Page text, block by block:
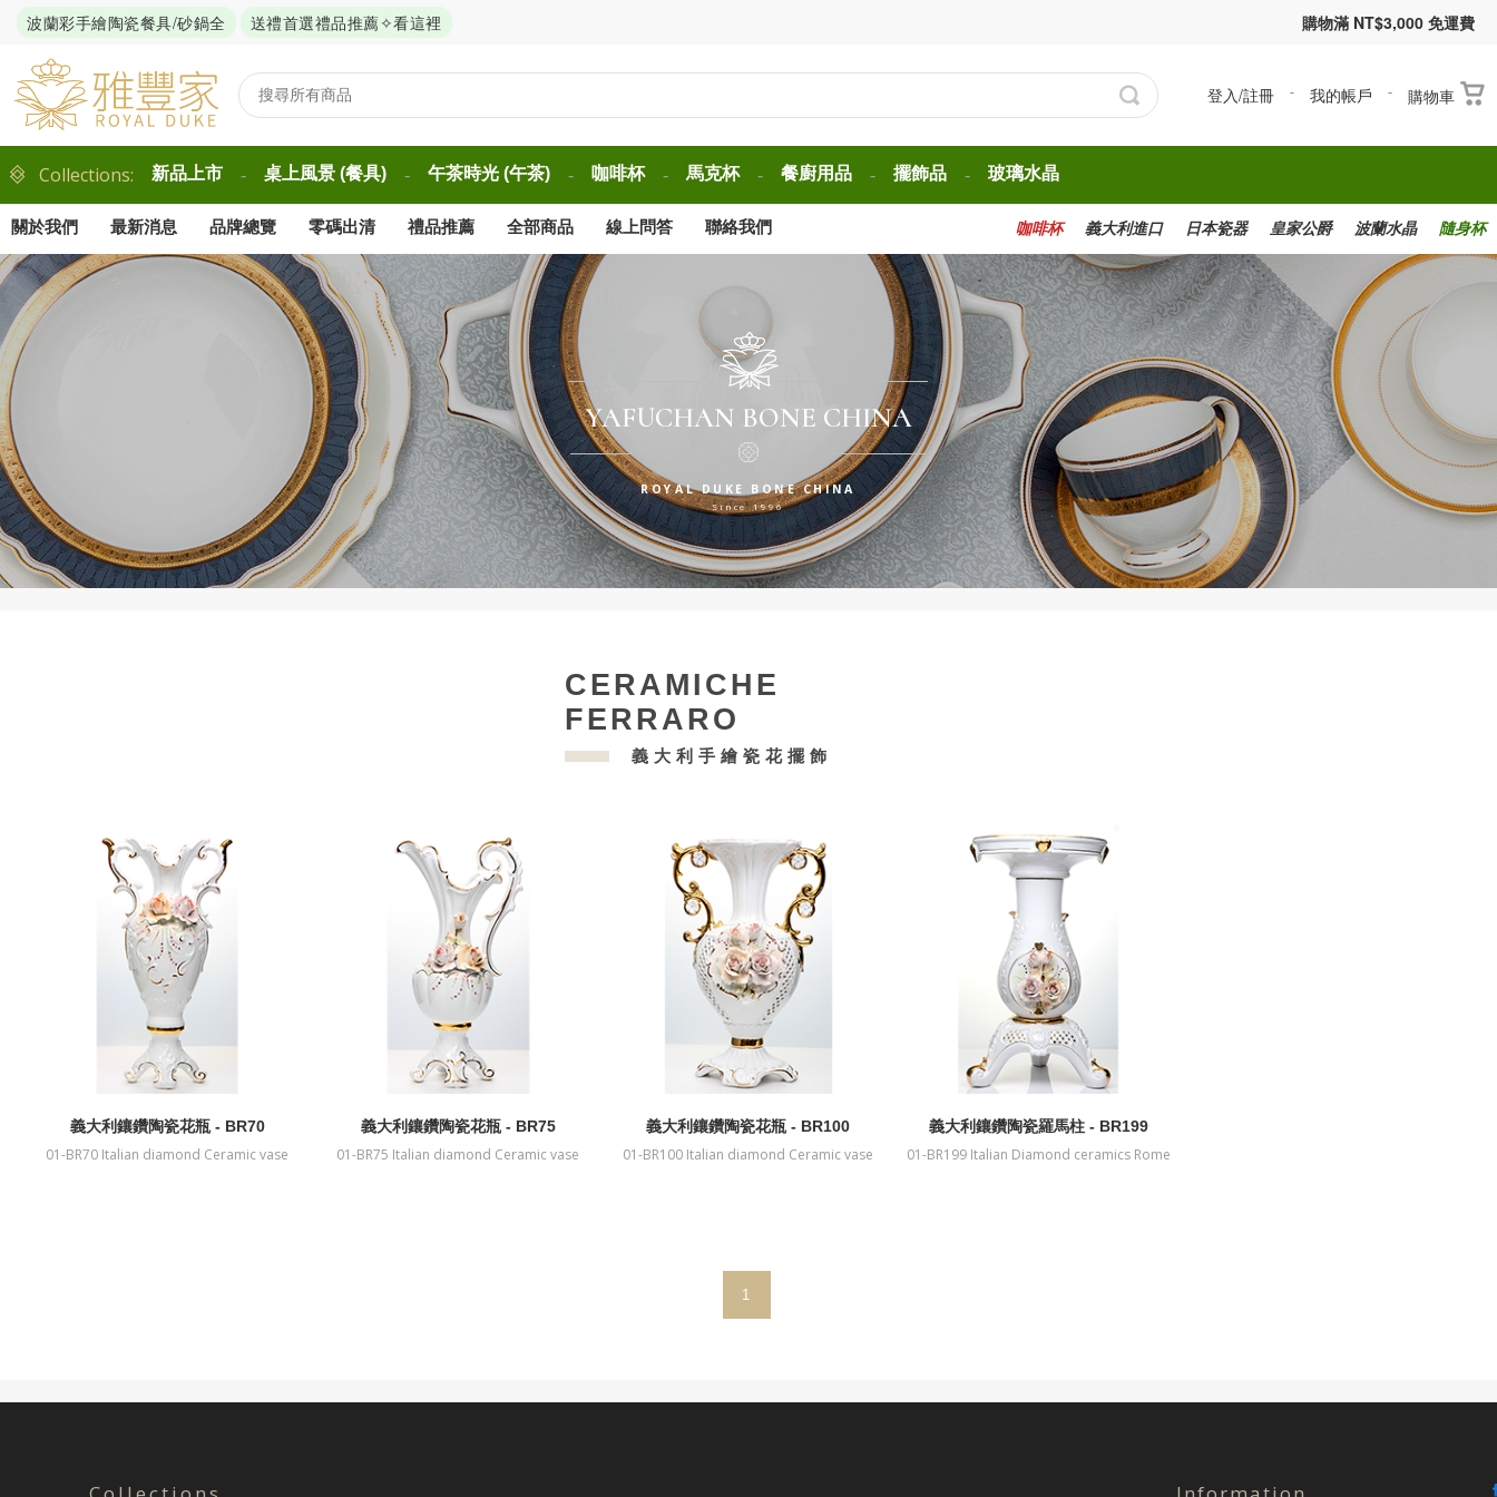
購物滿 NT$3,000 免運費
登入/註冊 - 我的帳戶 - 購物車
波蘭彩手繪陶瓷餐具/砂鍋全 送禮首選禮品推薦✧看這裡
Collections: 新品上市 - 桌上風景 (餐具) - 午茶時光 (午茶) - 咖啡杯 - 馬克杯 - 餐廚用品 - 擺飾品 - 玻璃水晶
關於我們 最新消息 品牌總覽 零碼出清 禮品推薦 全部商品 線上問答 聯絡我們 隨身杯
波蘭水晶
皇家公爵
日本瓷器
義大利進口
咖啡杯
YAFUCHAN BONE CHINA
ROYAL DUKE BONE CHINA
Since 1996
CERAMICHE
FERRARO
義大利手繪瓷花擺飾
義大利鑲鑽陶瓷花瓶 - BR70
01-BR70 Italian diamond Ceramic vase
義大利鑲鑽陶瓷花瓶 - BR75
01-BR75 Italian diamond Ceramic vase
義大利鑲鑽陶瓷花瓶 - BR100
01-BR100 Italian diamond Ceramic vase
義大利鑲鑽陶瓷羅馬柱 - BR199
01-BR199 Italian Diamond ceramics Rome
1